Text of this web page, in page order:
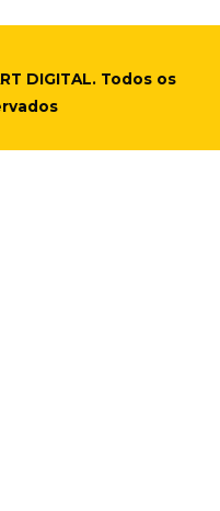
DIGITAL. Todos os